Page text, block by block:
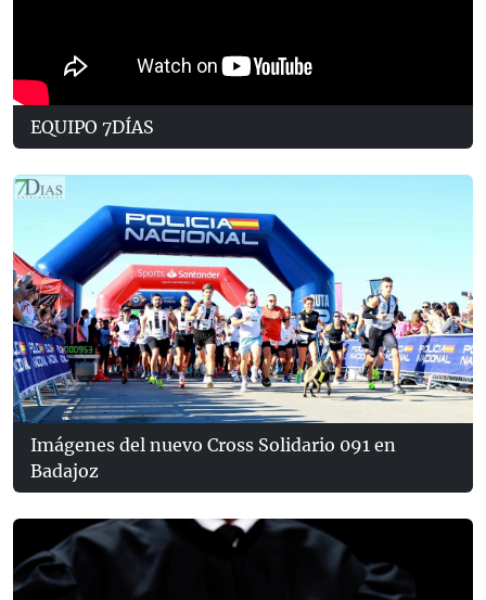
EQUIPO 7DÍAS
Imágenes del nuevo Cross Solidario 091 en
Badajoz